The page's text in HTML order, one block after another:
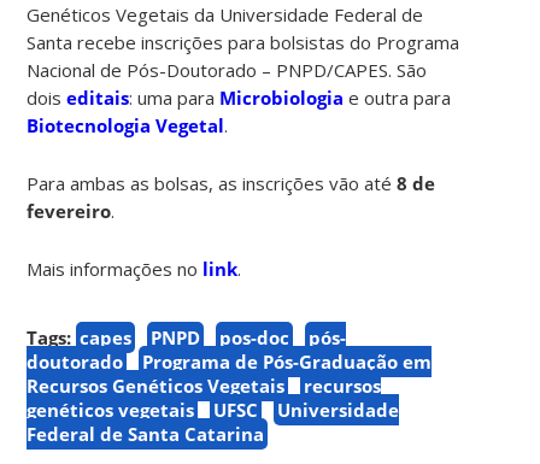
Genéticos Vegetais da Universidade Federal de
Santa recebe inscrições para bolsistas do Programa
Nacional de Pós-Doutorado – PNPD/CAPES. São
doiseditais: uma para Microbiologia e outra para
Biotecnologia Vegetal.
Para ambas as bolsas, as inscrições vão até8 de
fevereiro.
Mais informações no link.
Tags: capes PNPD pos-doc
pós-
doutorado
Programa de Pós-Graduação em
Recursos Genéticos Vegetais
recursos
genéticos vegetais
UFSC
Universidade
Federal de Santa Catarina